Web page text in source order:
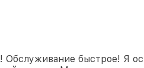
Обслуживание быстрое! Я